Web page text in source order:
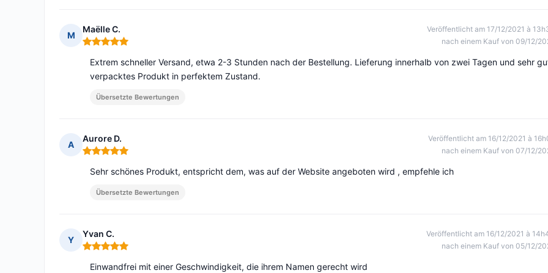
M
Maëlle C.
Hinweis: 5 von 5
Veröffentlicht am 17/12/2021 à
nach einem Kauf von 09/12/
Extrem schneller Versand, etwa 2-3 Stunden nach der Bestellung. Lieferung innerhalb von zwei Tagen und sehr
verpacktes Produkt in perfektem Zustand.
Übersetzte Bewertungen
A
Aurore D.
Hinweis: 5 von 5
Veröffentlicht am 16/12/2021 à
nach einem Kauf von 07/12/
Sehr schönes Produkt, entspricht dem, was auf der Website angeboten wird , empfehle ich
Übersetzte Bewertungen
Y
Yvan C.
Hinweis: 5 von 5
Veröffentlicht am 16/12/2021 à
nach einem Kauf von 05/12/
Einwandfrei mit einer Geschwindigkeit, die ihrem Namen gerecht wird